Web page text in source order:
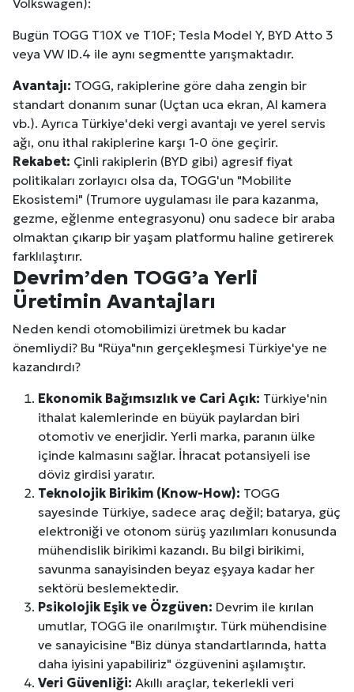
Volkswagen):
Bugün TOGG T10X ve T10F; Tesla Model Y, BYD Atto 3
veya VW ID.4 ile aynı segmentte yarışmaktadır.
Avantajı: TOGG, rakiplerine göre daha zengin bir
standart donanım sunar (Uçtan uca ekran, AI kamera
vb.). Ayrıca Türkiye'deki vergi avantajı ve yerel servis
ağı, onu ithal rakiplerine karşı 1-0 öne geçirir.
Rekabet: Çinli rakiplerin (BYD gibi) agresif fiyat
politikaları zorlayıcı olsa da, TOGG'un "Mobilite
Ekosistemi" (Trumore uygulaması ile para kazanma,
gezme, eğlenme entegrasyonu) onu sadece bir araba
olmaktan çıkarıp bir yaşam platformu haline getirerek
farklılaştırır.
Devrim’den TOGG’a Yerli
Üretimin Avantajları
Neden kendi otomobilimizi üretmek bu kadar
önemliydi? Bu "Rüya"nın gerçekleşmesi Türkiye'ye ne
kazandırdı?
Ekonomik Bağımsızlık ve Cari Açık: Türkiye'nin
ithalat kalemlerinde en büyük paylardan biri
otomotiv ve enerjidir. Yerli marka, paranın ülke
içinde kalmasını sağlar. İhracat potansiyeli ise
döviz girdisi yaratır.
Teknolojik Birikim (Know-How): TOGG
sayesinde Türkiye, sadece araç değil; batarya, güç
elektroniği ve otonom sürüş yazılımları konusunda
mühendislik birikimi kazandı. Bu bilgi birikimi,
savunma sanayisinden beyaz eşyaya kadar her
sektörü beslemektedir.
Psikolojik Eşik ve Özgüven: Devrim ile kırılan
umutlar, TOGG ile onarılmıştır. Türk mühendisine
ve sanayicisine "Biz dünya standartlarında, hatta
daha iyisini yapabiliriz" özgüvenini aşılamıştır.
Veri Güvenliği: Akıllı araçlar, tekerlekli veri